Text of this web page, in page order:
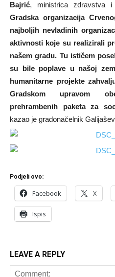
Bajrić, ministrica zdravstva i
Gradska organizacija
najboljih nevladinih
aktivnosti koje su realizirali
našem gradu. Tu ističem
su bile poplave u našoj
humanitarne projekte
Gradskom upravom
prehrambenih paketa za
kazao je gradonačelnik
Podjeli ovo:
Facebook X
Ispis
LEAVE A REPLY